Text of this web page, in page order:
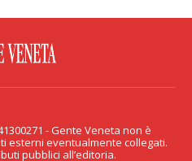
& COOKIE- Gente Veneta non è
esterni eventualmente collegati.
pubblici all’editoria.